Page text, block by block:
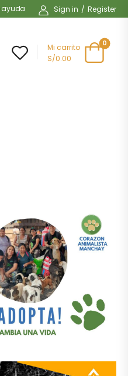
ayuda Sign in / Register
Mi carrito
S/0.00
0